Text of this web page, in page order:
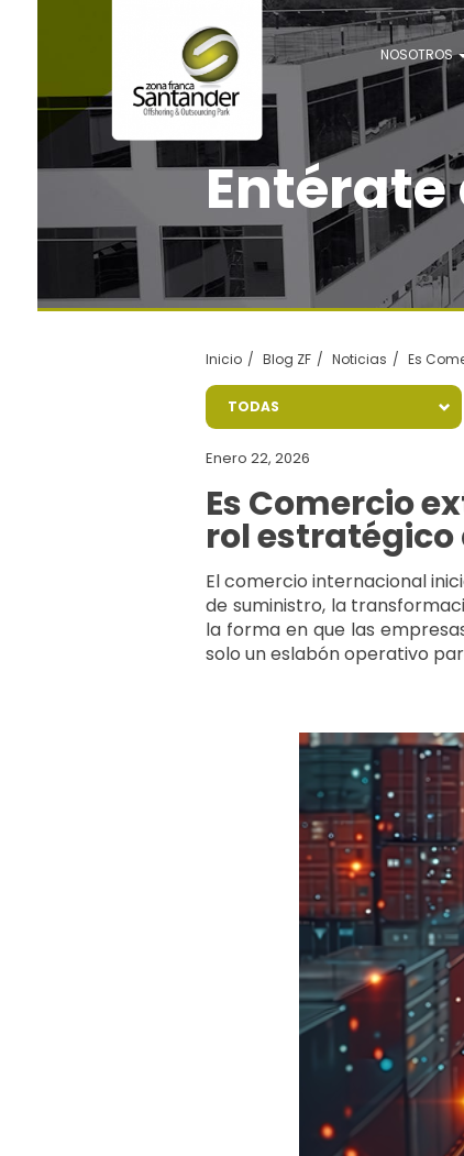
NOSOTROS
Entérate
Inicio Blog ZF Noticias Es
TODAS
Enero 22, 2026
Es Comercio
rol estratégico
El comercio internacional
de suministro, la
la forma en que las
solo un eslabón operativo